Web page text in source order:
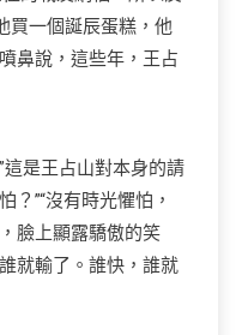
買一個誕辰蛋糕，他
鼻說，這些年，王占
是王占山對本身的請
？”“沒有時光懼怕，
臉上顯露驕傲的笑
就輸了。誰快，誰就